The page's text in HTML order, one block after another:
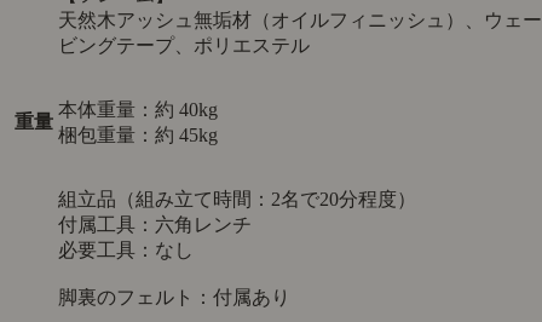
天然木アッシュ無垢材（オイルフィニッシュ）、ウェー
ビングテープ、ポリエステル
重量
本体重量：約 40kg
梱包重量：約 45kg
組立品（組み立て時間：2名で20分程度）
付属工具：六角レンチ
必要工具：なし
脚裏のフェルト：付属あり